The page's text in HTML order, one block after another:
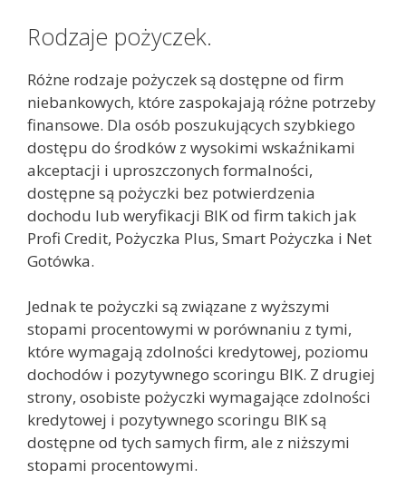
Rodzaje pożyczek.
Różne rodzaje pożyczek są dostępne od firm
niebankowych, które zaspokajają różne potrzeby
finansowe. Dla osób poszukujących szybkiego
dostępu do środków z wysokimi wskaźnikami
akceptacji i uproszczonych formalności,
dostępne są pożyczki bez potwierdzenia
dochodu lub weryfikacji BIK od firm takich jak
Profi Credit, Pożyczka Plus, Smart Pożyczka i Net
Gotówka.
Jednak te pożyczki są związane z wyższymi
stopami procentowymi w porównaniu z tymi,
które wymagają zdolności kredytowej, poziomu
dochodów i pozytywnego scoringu BIK. Z drugiej
strony, osobiste pożyczki wymagające zdolności
kredytowej i pozytywnego scoringu BIK są
dostępne od tych samych firm, ale z niższymi
stopami procentowymi.